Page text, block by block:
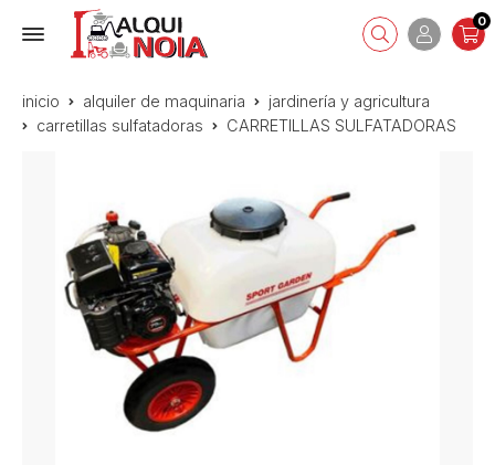
0
inicio alquiler de maquinaria
jardinería y agricultura
carretillas sulfatadoras
CARRETILLAS SULFATADORAS